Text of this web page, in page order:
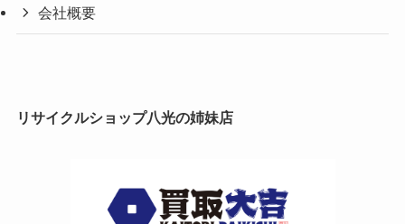
会社概要
リサイクルショップ八光の姉妹店